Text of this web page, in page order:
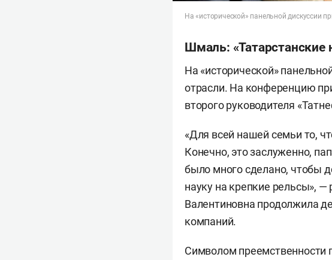
На «исторической» панельной дискуссии
Шмаль: «Татарстанские
На «исторической»
отрасли. На конференцию
второго руководителя
«Для всей нашей семьи то,
Конечно, это заслуженно,
было много сделано, чтобы
науку на крепкие рельсы», —
Валентиновна продолжила
компаний.
Символом преемственности